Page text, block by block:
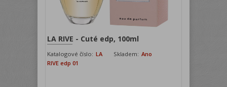
LA RIVE - Cuté edp, 100ml
Katalogové číslo: LA
RIVE edp 01
Skladem: Ano